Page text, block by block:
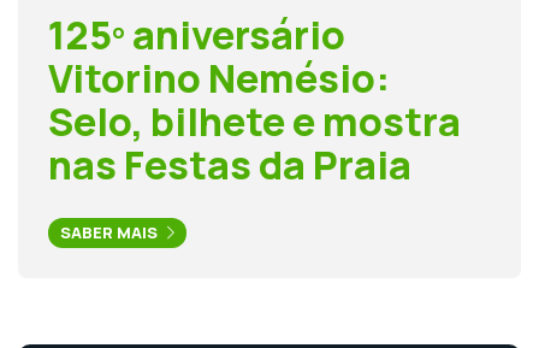
125º aniversário
Vitorino Nemésio:
Selo, bilhete e mostra
nas Festas da Praia
SABER MAIS